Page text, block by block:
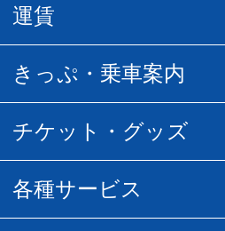
駅情報
所要時間
空の散歩道
運賃
普通運賃
団体乗車
きっぷ・乗車案内
乗車券の種類
フリーきっぷ
チケット・グッズ
駅窓口販売チケット
各種サービス